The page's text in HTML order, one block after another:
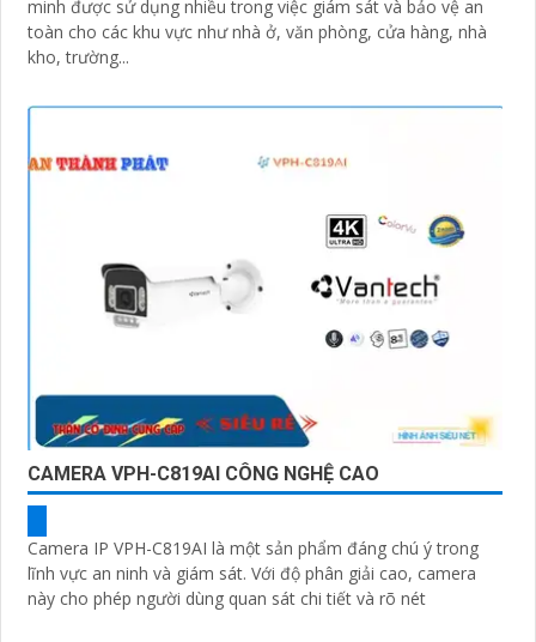
minh được sử dụng nhiều trong việc giám sát và bảo vệ an
toàn cho các khu vực như nhà ở, văn phòng, cửa hàng, nhà
kho, trường...
CAMERA VPH-C819AI CÔNG NGHỆ CAO
Camera IP VPH-C819AI là một sản phẩm đáng chú ý trong
lĩnh vực an ninh và giám sát. Với độ phân giải cao, camera
này cho phép người dùng quan sát chi tiết và rõ nét